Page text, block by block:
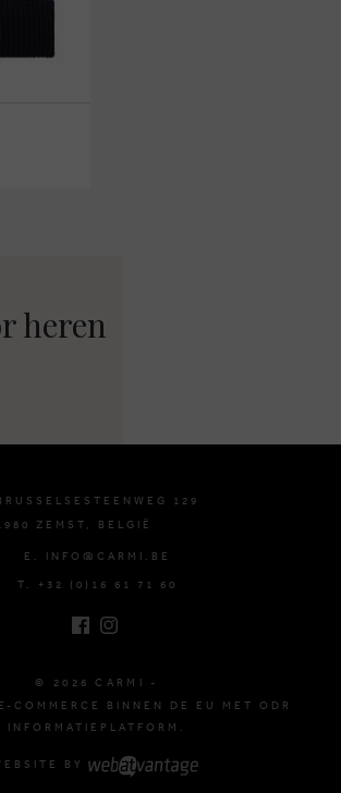
heren
129
ZEMST, BELGIË
E. INFO@CARMI.BE
T. +32 (0)16 61 71 60
© 2026 CARMI -
COMMERCE BINNEN DE EU MET ODR
INFORMATIEPLATFORM.
BY